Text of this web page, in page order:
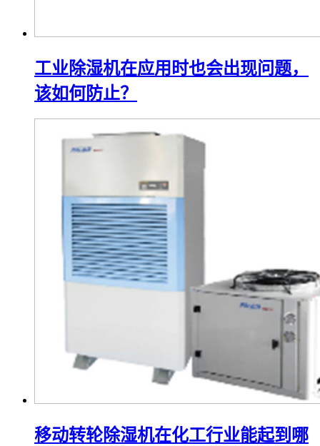
工业除湿机在应用时也会出现问题，
该如何防止？
移动转轮除湿机在化工行业能起到哪